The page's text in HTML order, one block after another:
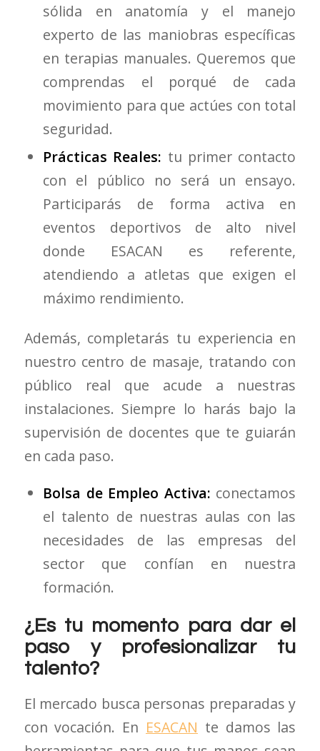
sólida en anatomía y el manejo
experto de las maniobras específicas
en terapias manuales. Queremos que
comprendas el porqué de cada
movimiento para que actúes con total
seguridad.
Prácticas Reales: tu primer contacto
con el público no será un ensayo.
Participarás de forma activa en
eventos deportivos de alto nivel
donde ESACAN es referente,
atendiendo a atletas que exigen el
máximo rendimiento.
Además, completarás tu experiencia en
nuestro centro de masaje, tratando con
público real que acude a nuestras
instalaciones. Siempre lo harás bajo la
supervisión de docentes que te guiarán
en cada paso.
Bolsa de Empleo Activa: conectamos
el talento de nuestras aulas con las
necesidades de las empresas del
sector que confían en nuestra
formación.
¿Es tu momento para dar el
paso y profesionalizar tu
talento?
El mercado busca personas preparadas y
con vocación. En ESACAN te damos las